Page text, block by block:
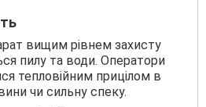
вищим рівнем захисту
пилу та води. Оператори
тепловійним прицілом в
чи сильну спеку.